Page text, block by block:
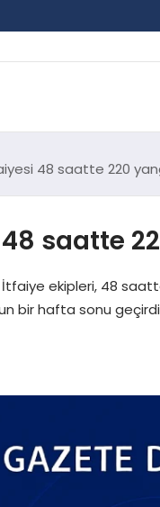
48 saatte 220
saatte
İtfaiye ekipleri, 48
bir hafta sonu